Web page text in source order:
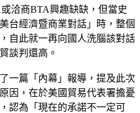
洽商BTA興趣缺缺，但當史
台經濟暨商業對話」時，整個
自此就一再向國人洗腦該對話
談判還高。
一篇「內幕」報導，提及此次
因，在於美國貿易代表署擔憂
認為「現在的承諾不一定可